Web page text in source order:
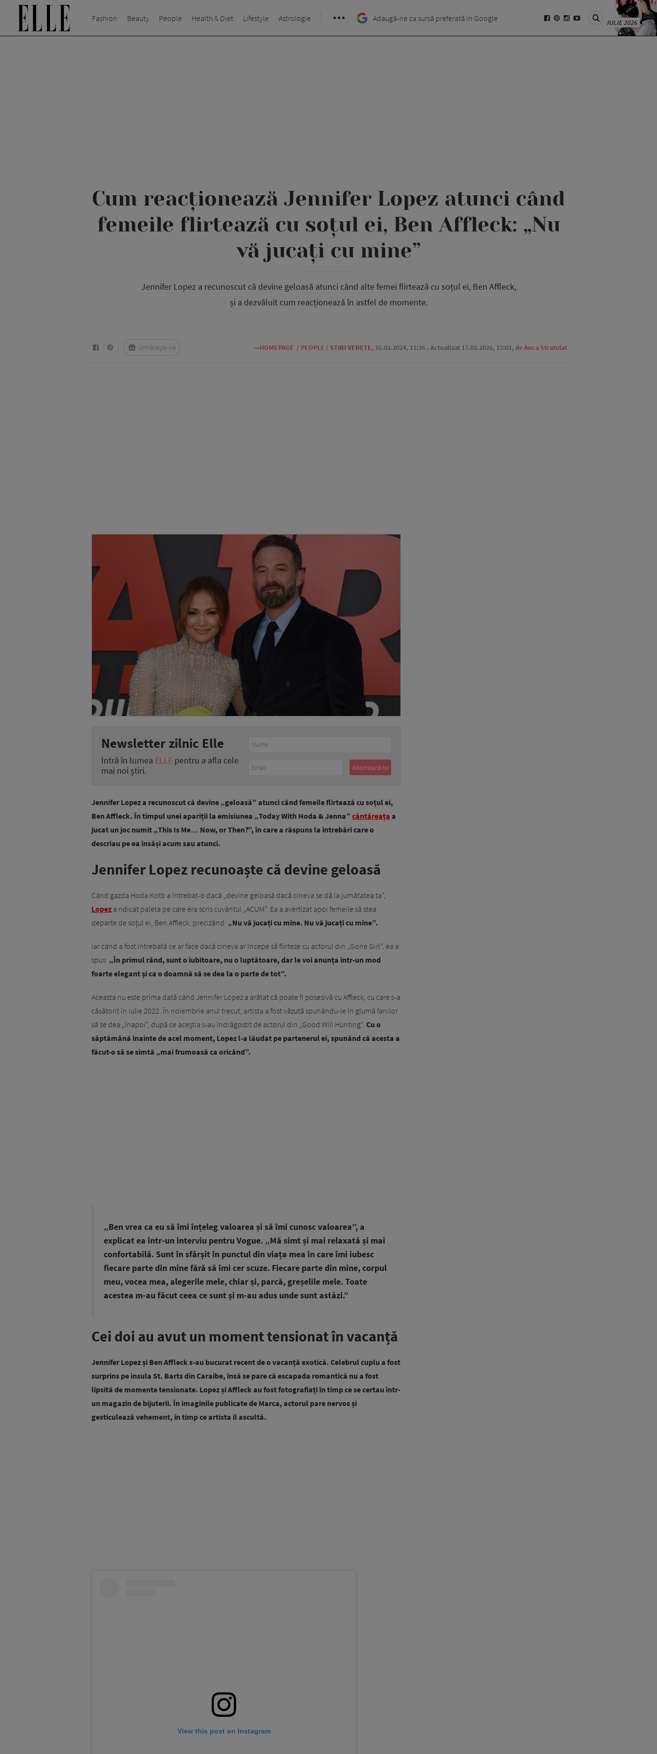
Fashion Beauty People Health & Diet Lifestyle Astrologie Adaugă-ne ca sursă preferată în Google IULIE 2026
Cum reacționează Jennifer Lopez atunci când
femeile flirtează cu soțul ei, Ben Affleck: „Nu
vă jucați cu mine”
Jennifer Lopez a recunoscut că devine geloasă atunci când alte femei flirtează cu soțul ei, Ben Affleck,
și a dezvăluit cum reacționează în astfel de momente.
—HOMEPAGE / PEOPLE / STIRI VEDETE, 16.02.2024, 11:36 . Actualizat 17.02.2026, 15:01, deAnca Stratulat
Urmărește-ne
Newsletter zilnic Elle
Intră în lumea ELLE pentru a afla cele
mai noi știri.
Jennifer Lopez a recunoscut că devine „geloasă” atunci când femeile flirtează cu soțul ei,
Ben Affleck. În timpul unei apariții la emisiunea „Today With Hoda & Jenna” cântăreața a
jucat un joc numit „This Is Me… Now, or Then?”, în care a răspuns la întrebări care o
descriau pe ea însăși acum sau atunci.
Jennifer Lopez recunoaște că devine geloasă
Când gazda Hoda Kotb a întrebat-o dacă „devine geloasă dacă cineva se dă la jumătatea ta”,
Lopez a ridicat paleta pe care era scris cuvântul „ACUM”. Ea a avertizat apoi femeile să stea
departe de soțul ei, Ben Affleck, precizând: „Nu vă jucați cu mine. Nu vă jucați cu mine”.
Iar când a fost întrebată ce ar face dacă cineva ar începe să flirteze cu actorul din „Gone Girl”, ea a
spus: „În primul rând, sunt o iubitoare, nu o luptătoare, dar le voi anunța într-un mod
foarte elegant și ca o doamnă să se dea la o parte de tot”.
Aceasta nu este prima dată când Jennifer Lopez a arătat că poate fi posesivă cu Affleck, cu care s-a
căsătorit în iulie 2022. În noiembrie anul trecut, artista a fost văzută spunându-le în glumă fanilor
să se dea „înapoi”, după ce aceștia s-au îndrăgostit de actorul din „Good Will Hunting”. Cu o
săptămână înainte de acel moment, Lopez l-a lăudat pe partenerul ei, spunând că acesta a
făcut-o să se simtă „mai frumoasă ca oricând”.
„Ben vrea ca eu să îmi înțeleg valoarea și să îmi cunosc valoarea”, a
explicat ea într-un interviu pentru Vogue. „Mă simt și mai relaxată și mai
confortabilă. Sunt în sfârșit în punctul din viața mea în care îmi iubesc
fiecare parte din mine fără să îmi cer scuze. Fiecare parte din mine, corpul
meu, vocea mea, alegerile mele, chiar și, parcă, greșelile mele. Toate
acestea m-au făcut ceea ce sunt și m-au adus unde sunt astăzi.”
Cei doi au avut un moment tensionat în vacanță
Jennifer Lopez și Ben Affleck s-au bucurat recent de o vacanță exotică. Celebrul cuplu a fost
surprins pe insula St. Barts din Caraibe, însă se pare că escapada romantică nu a fost
lipsită de momente tensionate. Lopez și Affleck au fost fotografiați în timp ce se certau într-
un magazin de bijuterii. În imaginile publicate de Marca, actorul pare nervos și
gesticulează vehement, în timp ce artista îl ascultă.
View this post on Instagram